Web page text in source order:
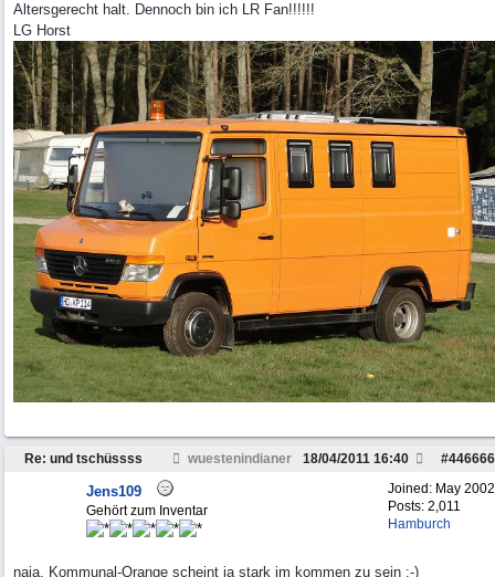
Altersgerecht halt. Dennoch bin ich LR Fan!!!!!!
LG Horst
Re: und tschüssss wuestenindianer #446666
18/04/2011 16:40
Joined: May 2002
Posts: 2,011
Hamburch
Jens109
Gehört zum Inventar
naja, Kommunal-Orange scheint ja stark im kommen zu sein :-)